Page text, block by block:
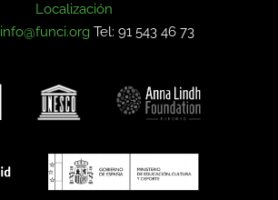
Localización
info@funci.org Tel: 91 543 46 73